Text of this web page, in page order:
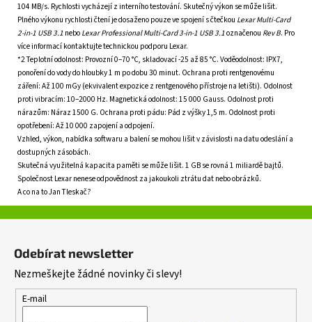
104 MB/s. Rychlosti vycházejí z interního testování. Skutečný výkon se může lišit.
Plného výkonu rychlosti čtení je dosaženo pouze ve spojení s čtečkou Lexar Multi-Card
2-in-1 USB 3.1 nebo Lexar Professional Multi-Card 3-in-1 USB 3.1 označenou Rev B. Pro
více informací kontaktujte technickou podporu Lexar.
*2 Teplotní odolnost: Provozní 0–70 °C, skladovací -25 až 85 °C. Voděodolnost: IPX7,
ponoření do vody do hloubky 1 m po dobu 30 minut. Ochrana proti rentgenovému
záření: Až 100 mGy (ekvivalent expozice z rentgenového přístroje na letišti). Odolnost
proti vibracím: 10–2000 Hz. Magnetická odolnost: 15 000 Gauss. Odolnost proti
nárazům: Náraz 1500 G. Ochrana proti pádu: Pád z výšky 1,5 m. Odolnost proti
opotřebení: Až 10 000 zapojení a odpojení.
Vzhled, výkon, nabídka softwaru a balení se mohou lišit v závislosti na datu odeslání a
dostupných zásobách.
Skutečná využitelná kapacita paměti se může lišit. 1 GB se rovná 1 miliardě bajtů.
Společnost Lexar nenese odpovědnost za jakoukoli ztrátu dat nebo obrázků.
A co na to Jan Tleskač?
Odebírat newsletter
Nezmeškejte žádné novinky či slevy!
E-mail